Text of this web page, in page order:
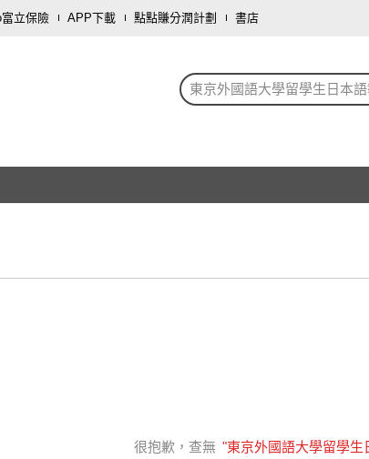
立保險 APP下載 點點賺分潤計劃 書店
東京外國語大學留學生日本
很抱歉，查無 "東京外國語大學留學生